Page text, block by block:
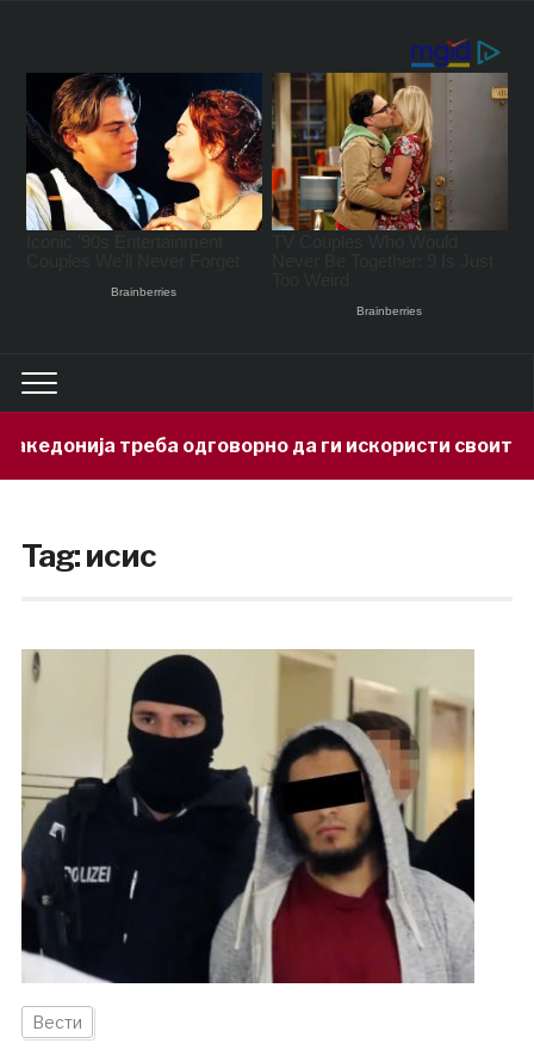
треба одговорно да ги искористи своите
Tag:исис
Вести